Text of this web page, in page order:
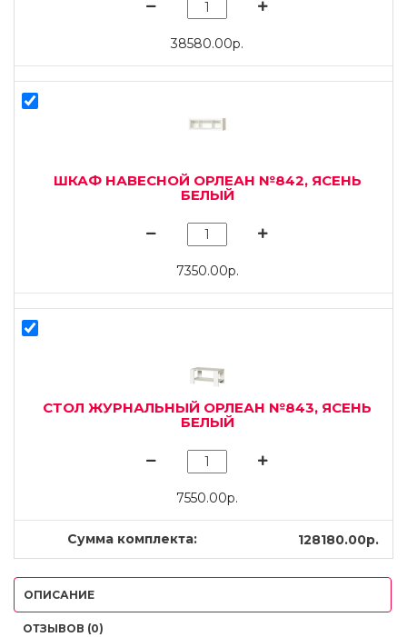
38580.00р.
ШКАФ НАВЕСНОЙ ОРЛЕАН №842, ЯСЕНЬ
БЕЛЫЙ
7350.00р.
СТОЛ ЖУРНАЛЬНЫЙ ОРЛЕАН №843, ЯСЕНЬ
БЕЛЫЙ
7550.00р.
Сумма комплекта: 128180.00р.
ОПИСАНИЕ
ОТЗЫВОВ (0)